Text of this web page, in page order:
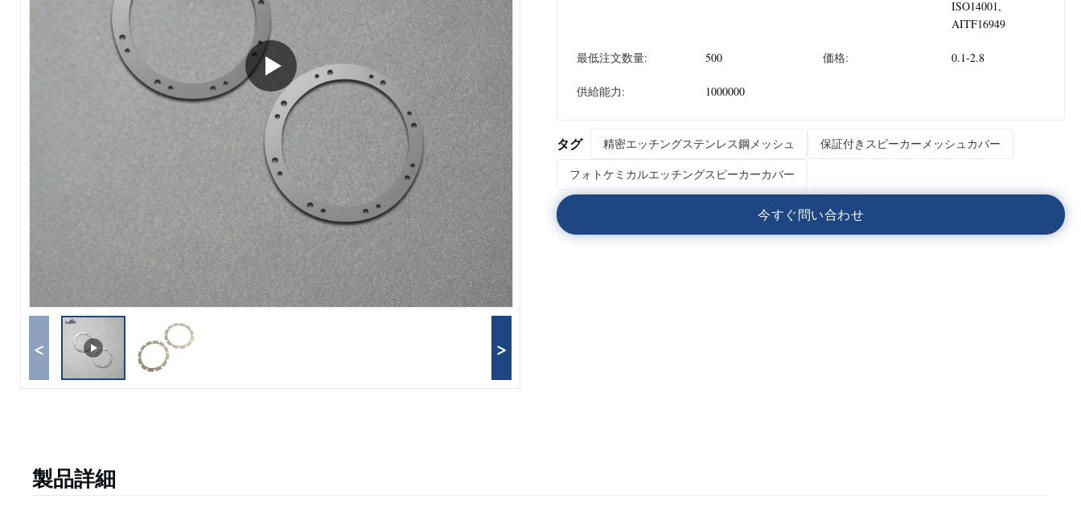
< >
ISO14001,
AITF16949
最低注文数量: 500 価格: 0.1-2.8
供給能力: 1000000
タグ 精密エッチングステンレス鋼メッシュ
保証付きスピーカーメッシュカバー
フォトケミカルエッチングスピーカーカバー
今すぐ問い合わせ
製品詳細